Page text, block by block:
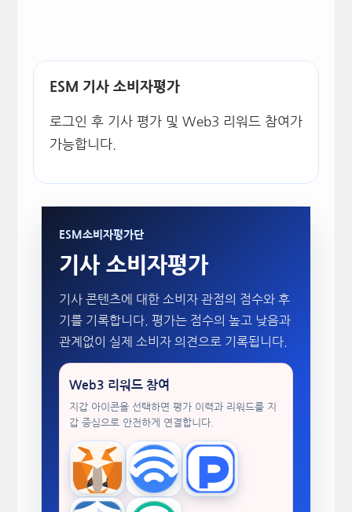
ESM 기사 소비자평가
로그인 후 기사 평가 및 Web3 리워드 참여가
가능합니다.
ESM소비자평가단
기사 소비자평가
기사 콘텐츠에 대한 소비자 관점의 점수와 후
기를 기록합니다. 평가는 점수의 높고 낮음과
관계없이 실제 소비자 의견으로 기록됩니다.
Web3 리워드 참여
지갑 아이콘을 선택하면 평가 이력과 리워드를 지
갑 중심으로 안전하게 연결합니다.
MetaMask WalletConnectTokenPocket